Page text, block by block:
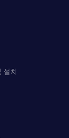
설치